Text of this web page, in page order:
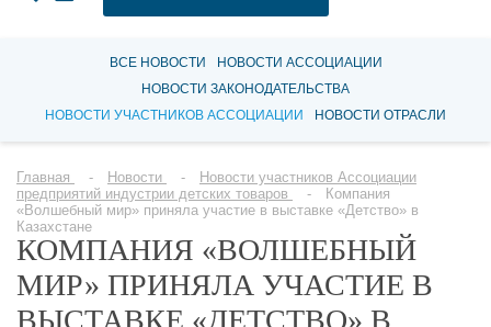
ВСЕ НОВОСТИ
НОВОСТИ АССОЦИАЦИИ
НОВОСТИ ЗАКОНОДАТЕЛЬСТВА
НОВОСТИ УЧАСТНИКОВ АССОЦИАЦИИ
НОВОСТИ ОТРАСЛИ
Главная Новости
Новости участников Ассоциации
предприятий индустрии детских товаров
Компания
«Волшебный мир» приняла участие в выставке «Детство» в
Казахстане
КОМПАНИЯ «ВОЛШЕБНЫЙ
МИР» ПРИНЯЛА УЧАСТИЕ В
ВЫСТАВКЕ «ДЕТСТВО» В